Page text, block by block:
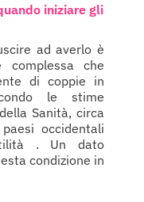
iniziare gli
ad averlo è
complessa che
di coppie in
le stime
Sanità, circa
occidentali
. Un dato
condizione in